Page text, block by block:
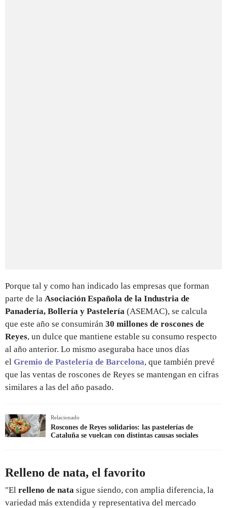
Porque tal y como han indicado las empresas que forman
parte de la Asociación Española de la Industria de
Panadería, Bollería y Pastelería (ASEMAC), se calcula
que este año se consumirán 30 millones de roscones de
Reyes, un dulce que mantiene estable su consumo respecto
al año anterior. Lo mismo aseguraba hace unos días
el Gremio de Pastelería de Barcelona, que también prevé
que las ventas de roscones de Reyes se mantengan en cifras
similares a las del año pasado.
Relacionado
Roscones de Reyes solidarios: las pastelerías de
Cataluña se vuelcan con distintas causas sociales
Relleno de nata, el favorito
"El relleno de nata sigue siendo, con amplia diferencia, la
variedad más extendida y representativa del mercado